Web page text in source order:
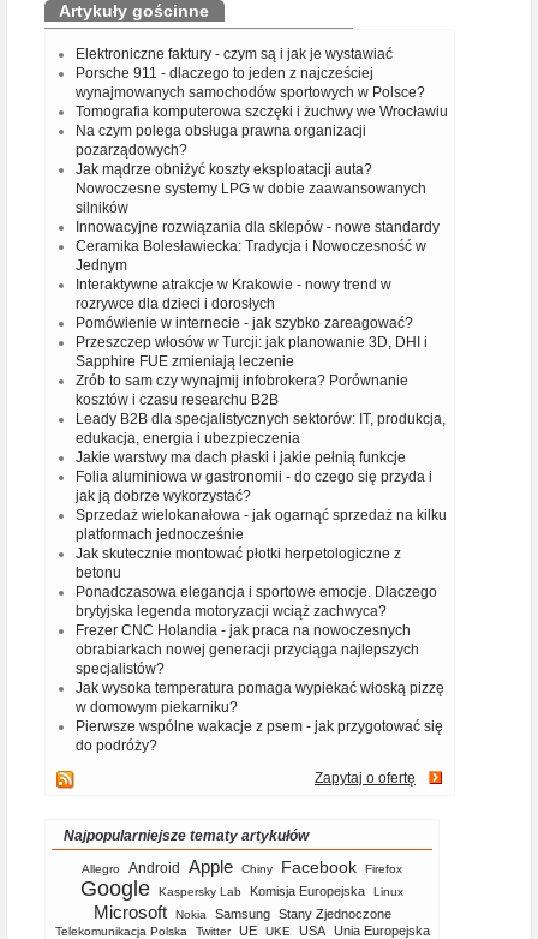
Artykuły gościnne
Elektroniczne faktury - czym są i jak je wystawiać
Porsche 911 - dlaczego to jeden z najcześciej
wynajmowanych samochodów sportowych w Polsce?
Tomografia komputerowa szczęki i żuchwy we Wrocławiu
Na czym polega obsługa prawna organizacji
pozarządowych?
Jak mądrze obniżyć koszty eksploatacji auta?
Nowoczesne systemy LPG w dobie zaawansowanych
silników
Innowacyjne rozwiązania dla sklepów - nowe standardy
Ceramika Bolesławiecka: Tradycja i Nowoczesność w
Jednym
Interaktywne atrakcje w Krakowie - nowy trend w
rozrywce dla dzieci i dorosłych
Pomówienie w internecie - jak szybko zareagować?
Przeszczep włosów w Turcji: jak planowanie 3D, DHI i
Sapphire FUE zmieniają leczenie
Zrób to sam czy wynajmij infobrokera? Porównanie
kosztów i czasu researchu B2B
Leady B2B dla specjalistycznych sektorów: IT, produkcja,
edukacja, energia i ubezpieczenia
Jakie warstwy ma dach płaski i jakie pełnią funkcje
Folia aluminiowa w gastronomii - do czego się przyda i
jak ją dobrze wykorzystać?
Sprzedaż wielokanałowa - jak ogarnąć sprzedaż na kilku
platformach jednocześnie
Jak skutecznie montować płotki herpetologiczne z
betonu
Ponadczasowa elegancja i sportowe emocje. Dlaczego
brytyjska legenda motoryzacji wciąż zachwyca?
Frezer CNC Holandia - jak praca na nowoczesnych
obrabiarkach nowej generacji przyciąga najlepszych
specjalistów?
Jak wysoka temperatura pomaga wypiekać włoską pizzę
w domowym piekarniku?
Pierwsze wspólne wakacje z psem - jak przygotować się
do podróży?
Zapytaj o ofertę
Najpopularniejsze tematy artykułów
Allegro Android Apple Chiny Facebook Firefox
Google Kaspersky Lab Komisja Europejska Linux
Microsoft Nokia Samsung Stany Zjednoczone
Telekomunikacja Polska Twitter UE UKE USA Unia Europejska